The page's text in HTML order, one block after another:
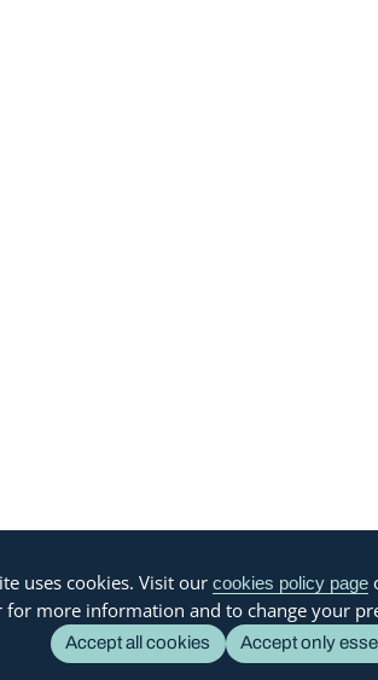
uses cookies. Visit our cookies policy page
for more information and to change your
Accept all cookies Accept only